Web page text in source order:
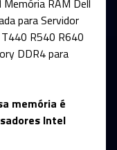
RAM Dell
para Servidor
R540 R640
DDR4 para
memória é
Intel